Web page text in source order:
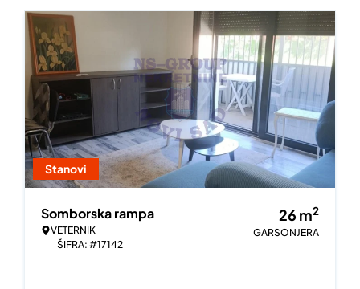
Stanovi
Somborska rampa
VETERNIK
ŠIFRA: #17142
26 m2
GARSONJERA